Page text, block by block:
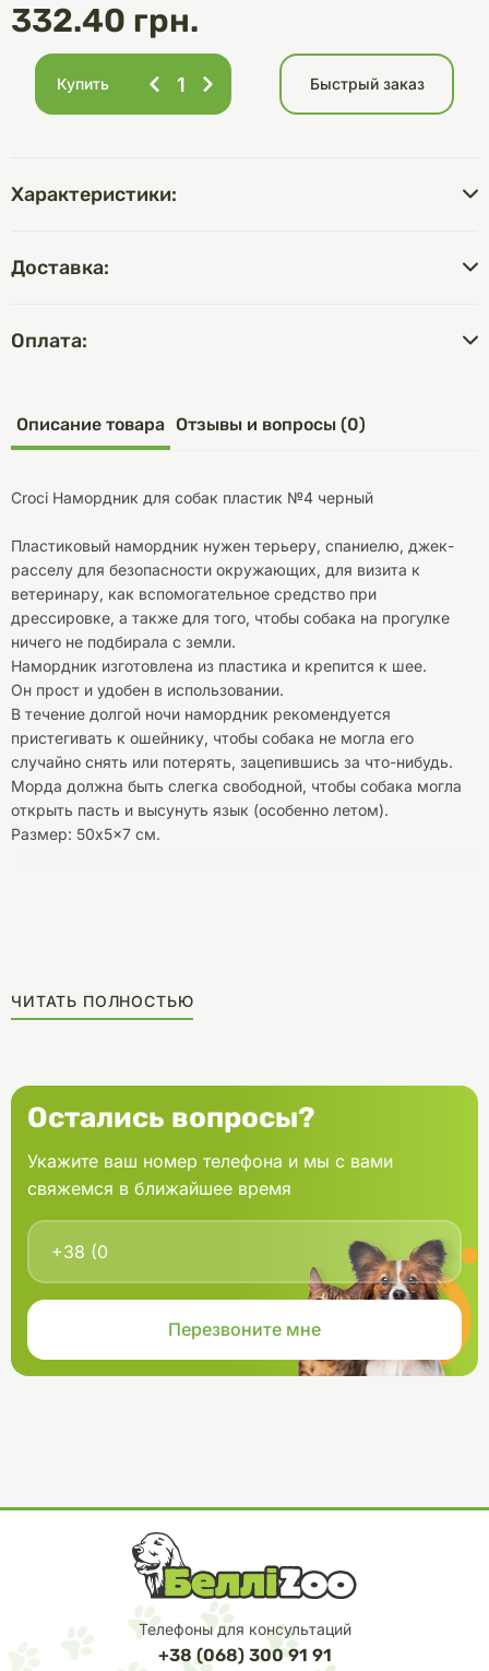
332.40 грн.
Купить Быстрый заказ
Характеристики:
Доставка:
Оплата:
Описание товара Отзывы и вопросы (0)
Croci Намордник для собак пластик №4 черный
Пластиковый намордник нужен терьеру, спаниелю, джек-
расселу для безопасности окружающих, для визита к
ветеринару, как вспомогательное средство при
дрессировке, а также для того, чтобы собака на прогулке
ничего не подбирала с земли.
Намордник изготовлена ​​из пластика и крепится к шее.
Он прост и удобен в использовании.
В течение долгой ночи намордник рекомендуется
пристегивать к ошейнику, чтобы собака не могла его
случайно снять или потерять, зацепившись за что-нибудь.
Морда должна быть слегка свободной, чтобы собака могла
открыть пасть и высунуть язык (особенно летом).
Размер: 50x5x7 см.
ЧИТАТЬ ПОЛНОСТЬЮ
Остались вопросы?
Укажите ваш номер телефона и мы с вами
свяжемся в ближайшее время
Телефоны для консультаций
+38 (068) 300 91 91